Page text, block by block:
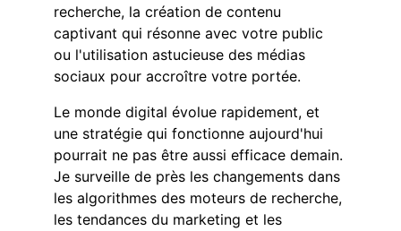
recherche, la création de contenu
captivant qui résonne avec votre public
ou l'utilisation astucieuse des médias
sociaux pour accroître votre portée.
Le monde digital évolue rapidement, et
une stratégie qui fonctionne aujourd'hui
pourrait ne pas être aussi efficace demain.
Je surveille de près les changements dans
les algorithmes des moteurs de recherche,
les tendances du marketing et les